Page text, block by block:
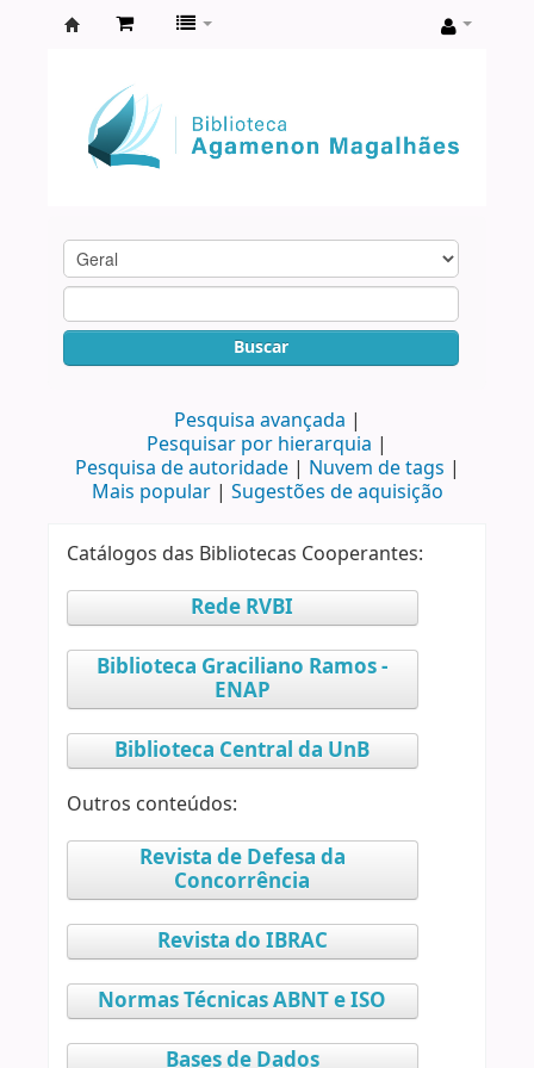
Agamenon
Magalhães
Buscar
Pesquisa avançada
Pesquisar por hierarquia
Pesquisa de autoridade
Nuvem de tags
Mais popular
Sugestões de aquisição
Catálogos das Bibliotecas Cooperantes:
Rede RVBI
Biblioteca Graciliano Ramos -
ENAP
Biblioteca Central da UnB
Outros conteúdos:
Revista de Defesa da
Concorrência
Revista do IBRAC
Normas Técnicas ABNT e ISO
Bases de Dados